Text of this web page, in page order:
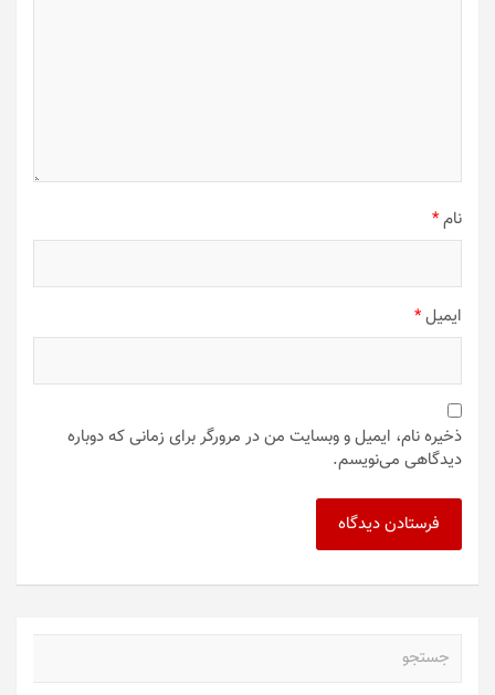
نام*
ایمیل*
ذخیره نام، ایمیل و وبسایت من در مرورگر برای زمانی که دوباره
دیدگاهی می‌نویسم.